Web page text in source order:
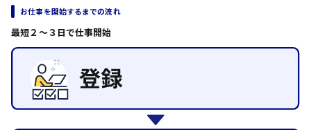
ラウンダー営業
施設管理・整備
清掃
施工管理
自動車整備士
配送・ドライバー
安芸高田市
日給8000円～
お仕事を開始するまでの流れ
最短２〜３日で仕事開始